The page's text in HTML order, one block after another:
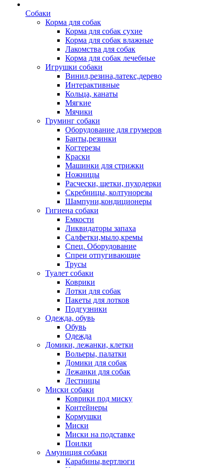
Собаки
Корма для собак
Корма для собак сухие
Корма для собак влажные
Лакомства для собак
Корма для собак лечебные
Игрушки собаки
Винил,резина,латекс,дерево
Интерактивные
Кольца, канаты
Мягкие
Мячики
Груминг собаки
Оборудование для грумеров
Банты,резинки
Когтерезы
Краски
Машинки для стрижки
Ножницы
Расчески, щетки, пуходерки
Скребницы, колтунорезы
Шампуни,кондиционеры
Гигиена собаки
Емкости
Ликвидаторы запаха
Салфетки,мыло,кремы
Спец. Оборудование
Спреи отпугивающие
Трусы
Туалет собаки
Коврики
Лотки для собак
Пакеты для лотков
Подгузники
Одежда, обувь
Обувь
Одежда
Домики, лежанки, клетки
Вольеры, палатки
Домики для собак
Лежанки для собак
Лестницы
Миски собаки
Коврики под миску
Контейнеры
Кормушки
Миски
Миски на подставке
Поилки
Амуниция собаки
Карабины,вертлюги